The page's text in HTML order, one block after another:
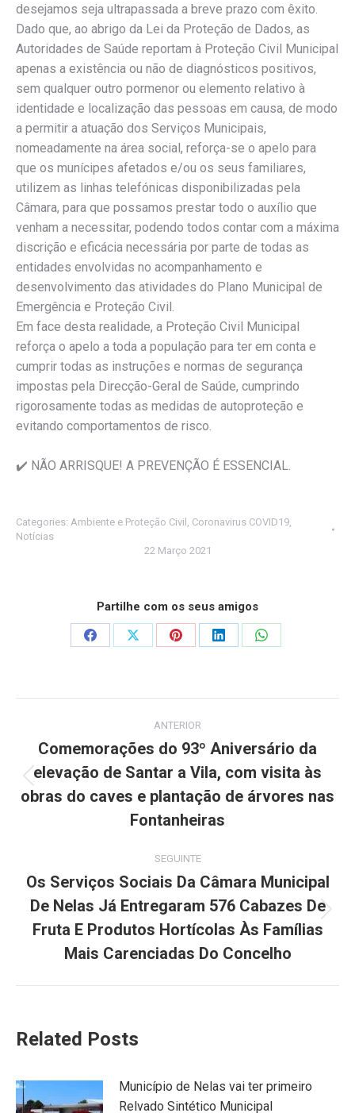
desejamos seja ultrapassada a breve prazo com êxito.
Dado que, ao abrigo da Lei da Proteção de Dados, as
Autoridades de Saúde reportam à Proteção Civil Municipal
apenas a existência ou não de diagnósticos positivos,
sem qualquer outro pormenor ou elemento relativo à
identidade e localização das pessoas em causa, de modo
a permitir a atuação dos Serviços Municipais,
nomeadamente na área social, reforça-se o apelo para
que os munícipes afetados e/ou os seus familiares,
utilizem as linhas telefónicas disponibilizadas pela
Câmara, para que possamos prestar todo o auxílio que
venham a necessitar, podendo todos contar com a máxima
discrição e eficácia necessária por parte de todas as
entidades envolvidas no acompanhamento e
desenvolvimento das atividades do Plano Municipal de
Emergência e Proteção Civil.
Em face desta realidade, a Proteção Civil Municipal
reforça o apelo a toda a população para ter em conta e
cumprir todas as instruções e normas de segurança
impostas pela Direcção-Geral de Saúde, cumprindo
rigorosamente todas as medidas de autoproteção e
evitando comportamentos de risco.
✔️ NÃO ARRISQUE! A PREVENÇÃO É ESSENCIAL.
Categories: Ambiente e Proteção Civil , Coronavirus COVID19,
Notícias
22 Março 2021
Partilhe com os seus amigos
Share
Share
Share
Share
Share
navigation
ANTERIOR
Previous
post:
Comemorações do 93º Aniversário da
elevação de Santar a Vila, com visita às
obras do caves e plantação de árvores nas
Fontanheiras
SEGUINTE
post:
Os Serviços Sociais Da Câmara Municipal
De Nelas Já Entregaram 576 Cabazes De
Fruta E Produtos Hortícolas Às Famílias
Mais Carenciadas Do Concelho
Related Posts
Município de Nelas vai ter primeiro
Relvado Sintético Municipal